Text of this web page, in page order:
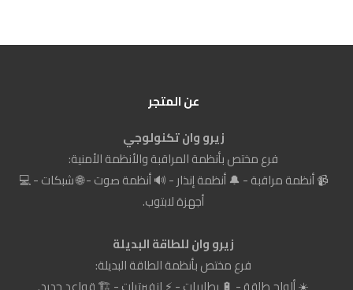
عن المتجر
زيرو وان تكنولوجي
فرع مختص بأنظمة المراقبة والأنظمة الأمنية:
📹 أنظمة مراقبة - 🔔 أنظمة إنذار - 🔊 أنظمة صوت - 🌐 شبكات - 💻
أجهزة لابتوب.
زيرو وان للطاقة البديلة
فرع مختص بأنظمة الطاقة البديلة: